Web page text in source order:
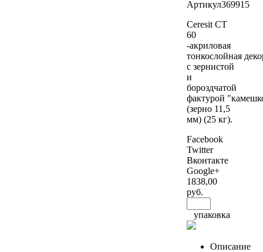
Артикул369915
Ceresit CT
60
-акриловая
тонкослойная
с зернистой
и
бороздчатой
фактурой
(зерно 11,5
мм) (25 кг).
Facebook
Twitter
Вконтакте
Google+
1838,00
руб.
упаковка
Описание